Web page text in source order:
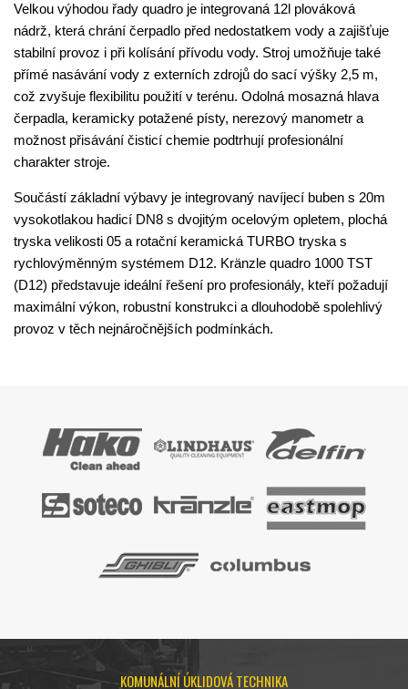
Velkou výhodou řady quadro je integrovaná 12l plováková
nádrž, která chrání čerpadlo před nedostatkem vody a zajišťuje
stabilní provoz i při kolísání přívodu vody. Stroj umožňuje také
přímé nasávání vody z externích zdrojů do sací výšky 2,5 m,
což zvyšuje flexibilitu použití v terénu. Odolná mosazná hlava
čerpadla, keramicky potažené písty, nerezový manometr a
možnost přisávání čisticí chemie podtrhují profesionální
charakter stroje.
Součástí základní výbavy je integrovaný navíjecí buben s 20m
vysokotlakou hadicí DN8 s dvojitým ocelovým opletem, plochá
tryska velikosti 05 a rotační keramická TURBO tryska s
rychlovýměnným systémem D12. Kränzle quadro 1000 TST
(D12) představuje ideální řešení pro profesionály, kteří požadují
maximální výkon, robustní konstrukci a dlouhodobě spolehlivý
provoz v těch nejnáročnějších podmínkách.
KOMUNÁLNÍ ÚKLIDOVÁ TECHNIKA